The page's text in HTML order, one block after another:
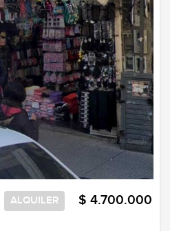
$ 4.700.000
ALQUILER